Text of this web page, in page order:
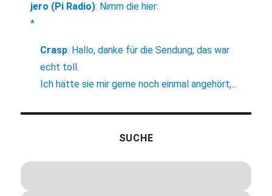
jero (Pi Radio): Nimm die hier:
*
Crasp: Hallo, danke für die Sendung, das war
echt toll.
Ich hätte sie mir gerne noch einmal angehört,...
SUCHE